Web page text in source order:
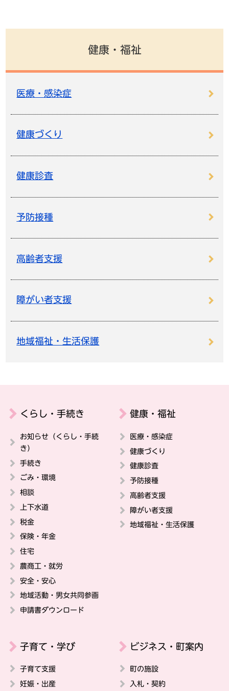
健康・福祉
医療・感染症
健康づくり
健康診査
予防接種
高齢者支援
障がい者支援
地域福祉・生活保護
くらし・手続き
お知らせ（くらし・手続
き）
手続き
ごみ・環境
相談
上下水道
税金
保険・年金
住宅
農商工・就労
安全・安心
地域活動・男女共同参画
申請書ダウンロード
健康・福祉
医療・感染症
健康づくり
健康診査
予防接種
高齢者支援
障がい者支援
地域福祉・生活保護
子育て・学び
子育て支援
妊娠・出産
ビジネス・町案内
町の施設
入札・契約